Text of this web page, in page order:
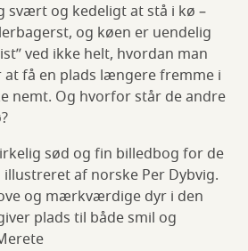
svært og kedeligt at stå i kø –
og køen er uendelig
ved ikke helt, hvordan man
få en plads længere fremme i
nemt. Og hvorfor står de andre
sød og fin billedbog for de
af norske Per Dybvig.
og mærkværdige dyr i den
plads til både smil og